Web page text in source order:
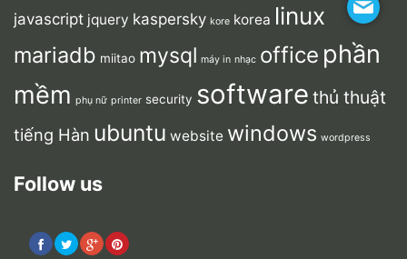
javascript jquery kaspersky kore korea linux
mariadb miitao mysql máy in nhạc office phần
mềm phụ nữ printer security software thủ thuật
tiếng Hàn ubuntu website windows wordpress
Follow us